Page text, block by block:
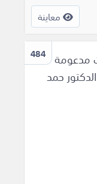
معاينة
484 مدعومة
حمد